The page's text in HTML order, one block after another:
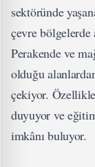
sektöründe
çevre bölgelerde
Perakende ve
olduğu
çekiyor.
duyuyor ve
imkânı buluyor.